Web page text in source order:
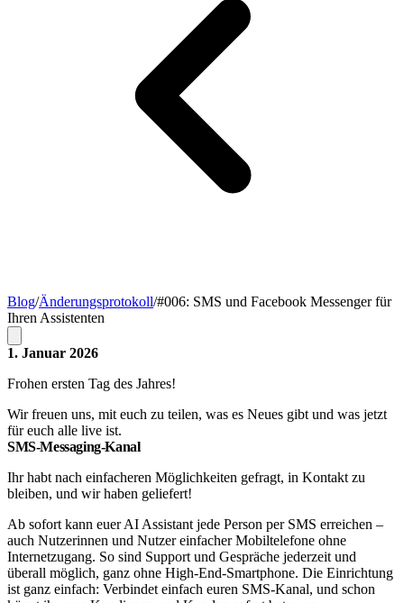
Blog/Änderungsprotokoll/#006: SMS und Facebook Messenger für
Ihren Assistenten
1. Januar 2026
Frohen ersten Tag des Jahres!
Wir freuen uns, mit euch zu teilen, was es Neues gibt und was jetzt
für euch alle live ist.
SMS-Messaging-Kanal
Ihr habt nach einfacheren Möglichkeiten gefragt, in Kontakt zu
bleiben, und wir haben geliefert!
Ab sofort kann euer AI Assistant jede Person per SMS erreichen –
auch Nutzerinnen und Nutzer einfacher Mobiltelefone ohne
Internetzugang. So sind Support und Gespräche jederzeit und
überall möglich, ganz ohne High-End-Smartphone. Die Einrichtung
ist ganz einfach: Verbindet einfach euren SMS-Kanal, und schon